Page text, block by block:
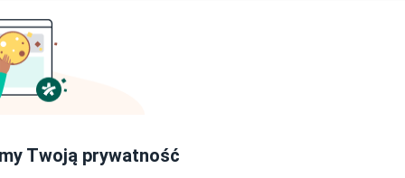
Ubezpieczenia
Twoją prywatność